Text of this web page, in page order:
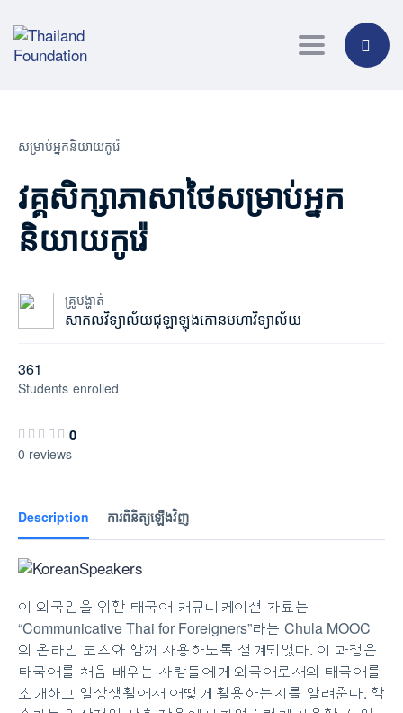
Toggle
សម្រាប់អ្នកនិយាយកូរ៉េ
វគ្គសិក្សាភាសាថៃសម្រាប់អ្នក
និយាយកូរ៉េ
គ្រូបង្ហាត់
សាកលវិទ្យាល័យជុឡាឡុងកោនមហាវិទ្យាល័យ
361
Students enrolled
0
0 reviews
Description ការពិនិត្យឡើងវិញ
이 외국인을 위한 태국어 커뮤니케이션 자료는
“Communicative Thai for Foreigners”라는 Chula MOOC
의 온라인 코스와 함께 사용하도록 설계되었다. 이 과정은
태국어를 처음 배우는 사람들에게 외국어로서의 태국어를
소개하고 일상생활에서 어떻게 활용하는지를 알려준다. 학